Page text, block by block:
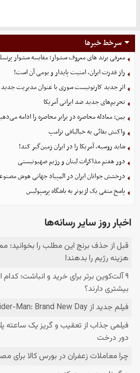
سرخط خبرها
معرفی برند های معروف سشوار؛ مقایسه سشوار
راز قدرت ایران، امنیت پایدار و بومی آن است!
اثر جدید کارتونیست سوری با عنوان مدیریت جدید
تحریم‌های جدید ضد ایرانی آمریکا
یمن: معادله محاصره در برابر محاصره را ادامه
واکنش بقائی به خیالبافی ترامپ
شاید روسیه، آمریکا را در ایران زمین‌گیر کند!
دور هفتم مذاکرات لبنان و رژیم صهیونیستی
درخشش جوانان ایران در المپیاد جهانی هوش
پاسخ منفی یک لژیونر به باشگاه پرسپولیس